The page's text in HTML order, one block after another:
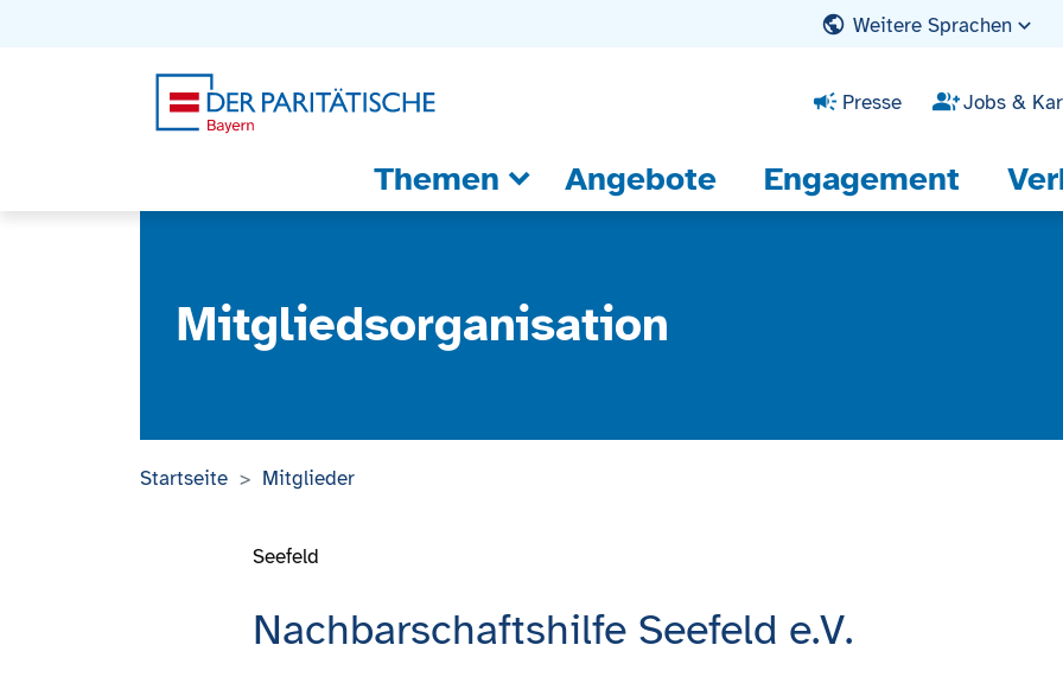
Weitere Sprachen
Presse Jobs &
Themen Angebote Engagement
Mitgliedsorganisation
Startseite Mitglieder
Nachbarschaftshilfe Seefeld e.V.
Seefeld